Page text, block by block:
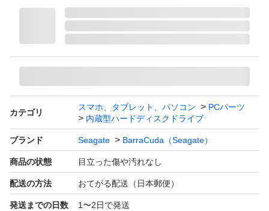
インターフェイス：Serial ATA
カテゴリ
スマホ、タブレット、パソコン
PCパーツ
内蔵型ハードディスクドライブ
ブランド Seagate BarraCuda（Seagate）
商品の状態 目立った傷や汚れなし
配送の方法 おてがる配送（日本郵便）
発送までの日数 1〜2日で発送